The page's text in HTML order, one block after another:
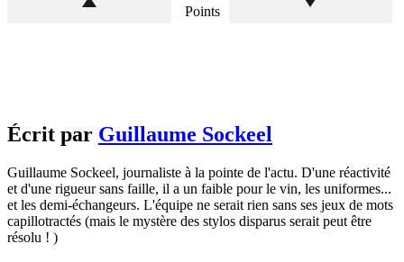
Points
Écrit par Guillaume Sockeel
Guillaume Sockeel, journaliste à la pointe de l'actu. D'une réactivité
et d'une rigueur sans faille, il a un faible pour le vin, les uniformes...
et les demi-échangeurs. L'équipe ne serait rien sans ses jeux de mots
capillotractés (mais le mystère des stylos disparus serait peut être
résolu ! )